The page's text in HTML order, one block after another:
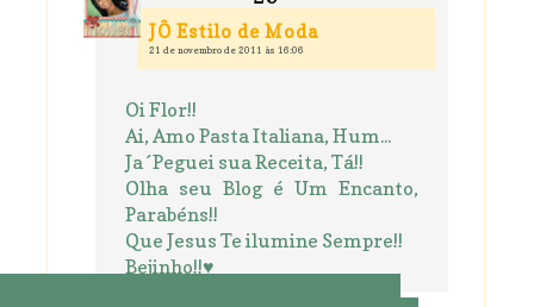
JÔ Estilo de Moda
21 de novembro de 2011 às 16:06
Oi Flor!!
Ai, Amo Pasta Italiana, Hum...
Ja´Peguei sua Receita, Tá!!
Olha seu Blog é Um Encanto,
Parabéns!!
Que Jesus Te ilumine Sempre!!
Bejinho!!♥